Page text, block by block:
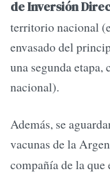
de Inversión
territorio nacional
envasado del
una segunda
nacional).
Además, se
vacunas de la
compañía de la que